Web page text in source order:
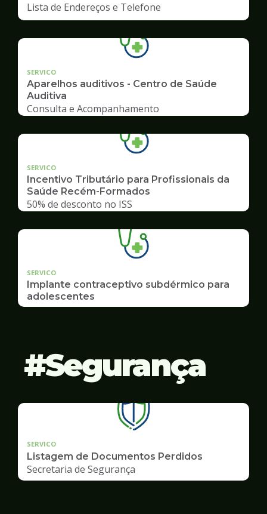
Lista de Endereços e Telefone
SERVICO
Aparelhos auditivos - Centro de Saúde
Auditiva
Consulta e Acompanhamento
SERVICO
Incentivo Tributário para Profissionais da
Saúde Recém-Formados
50% de desconto no ISS
SERVICO
Implante contraceptivo subdérmico para
adolescentes
Segurança
SERVICO
Listagem de Documentos Perdidos
Secretaria de Segurança